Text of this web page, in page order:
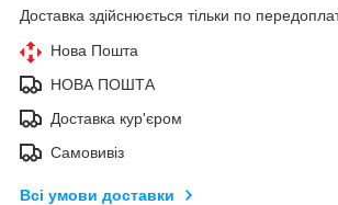
Доставка здійснюється тільки по
Нова Пошта
НОВА ПОШТА
Доставка кур'єром
Самовивіз
Всі умови доставки